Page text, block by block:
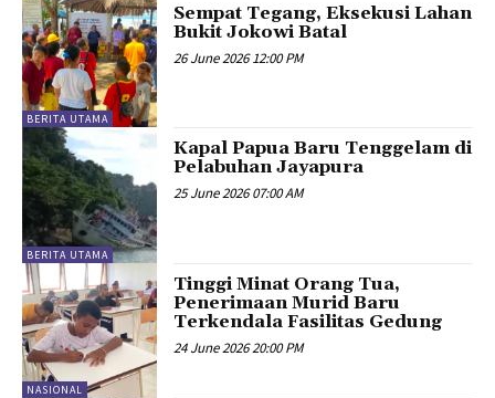
BERITA UTAMA
Sempat Tegang, Eksekusi Lahan
Bukit Jokowi Batal
26 June 2026 12:00 PM
BERITA UTAMA
Kapal Papua Baru Tenggelam di
Pelabuhan Jayapura
25 June 2026 07:00 AM
NASIONAL
Tinggi Minat Orang Tua,
Penerimaan Murid Baru
Terkendala Fasilitas Gedung
24 June 2026 20:00 PM